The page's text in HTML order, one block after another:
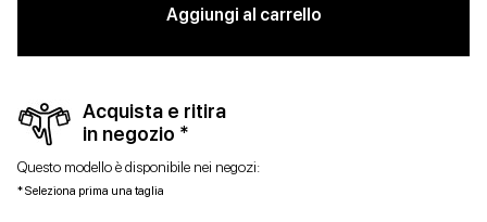
Aggiungi al carrello
Acquista e ritira
in negozio *
Questo modello è disponibile nei negozi:
* Seleziona prima una taglia